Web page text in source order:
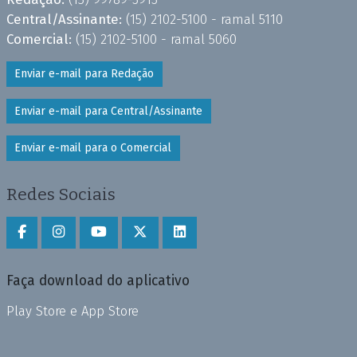
Central/Assinante: (15) 2102-5100 - ramal 5110
Comercial: (15) 2102-5100 - ramal 5060
Enviar e-mail para Redação
Enviar e-mail para Central/Assinante
Enviar e-mail para o Comercial
Redes Sociais
Faça download do aplicativo
Play Store e App Store